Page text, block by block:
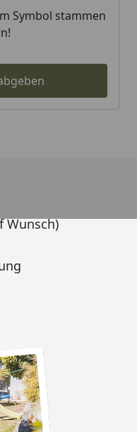
Symbol stammen
Wunsch)